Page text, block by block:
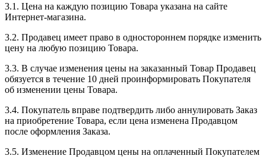
3.1. Цена на каждую позицию Товара указана на сайте
Интернет-магазина.
3.2. Продавец имеет право в одностороннем порядке изменить
цену на любую позицию Товара.
3.3. В случае изменения цены на заказанный Товар Продавец
обязуется в течение 10 дней проинформировать Покупателя
об изменении цены Товара.
3.4. Покупатель вправе подтвердить либо аннулировать Заказ
на приобретение Товара, если цена изменена Продавцом
после оформления Заказа.
3.5. Изменение Продавцом цены на оплаченный Покупателем